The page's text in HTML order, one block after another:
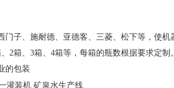
、施耐德、亚德客、三菱、松下等，使机
2箱、3箱、4箱等，每箱的瓶数根据要求定
的包装
灌装机 矿泉水生产线